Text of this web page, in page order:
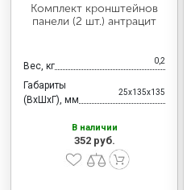
Комплект кронштейнов
панели (2 шт.) антрацит
Вес, кг 0,2
Габариты
(ВхШхГ), мм
25x135x135
В наличии
352 руб.